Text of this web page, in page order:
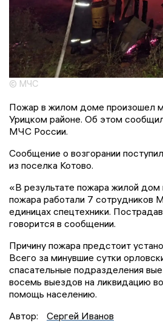
© МЧС
Пожар в жилом доме произошел
Урицком районе. Об этом
МЧС России.
Сообщение о возгорании
из поселка Котово.
«В результате пожара жилой
пожара работали 7 сотрудников
единицах спецтехники.
говорится в сообщении.
Причину пожара предстоит
Всего за минувшие сутки
спасательные подразделения
восемь выездов на ликвидацию
помощь населению.
Автор:
Сергей Иванов